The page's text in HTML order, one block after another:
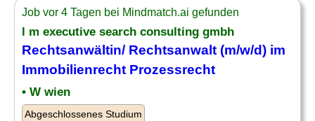
Job vor 4 Tagen bei Mindmatch.ai gefunden
l m executive search consulting gmbh
Rechtsanwältin/ Rechtsanwalt (m/w/d) im
Immobilienrecht Prozessrecht
• W wien
Abgeschlossenes Studium